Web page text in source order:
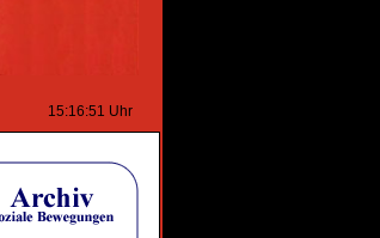
15:16:51 Uhr